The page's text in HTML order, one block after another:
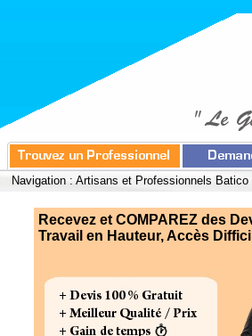
Navigation : Artisans et Professionnels Batico
Recevez et COMPAREZ des
Travail en Hauteur, Accès